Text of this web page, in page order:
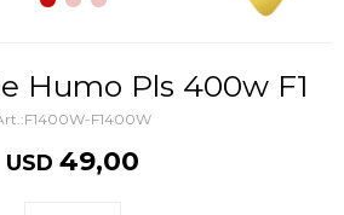
Humo Pls 400w F1
F1400W-F1400W
USD 49,00